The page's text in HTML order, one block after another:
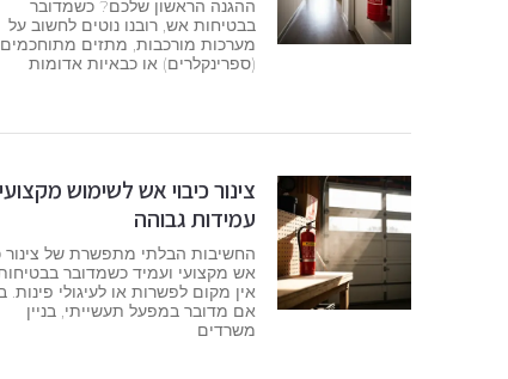
ההגנה הראשון שלכם? כשמדובר
בבטיחות אש, רובנו נוטים לחשוב על
מערכות מורכבות, מתזים מתוחכמים
(ספרינקלרים) או כבאיות אדומות
צינור כיבוי אש לשימוש
עמידות גבוהה
החשיבות הבלתי מתפשרת של צינור
אש מקצועי ועמיד כשמדובר
אין מקום לפשרות או לעיגולי פינות.
אם מדובר במפעל תעשייתי, בניין
משרדים